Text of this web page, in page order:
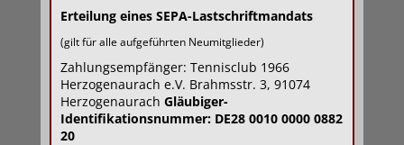
Erteilung eines SEPA-Lastschriftmandats
(gilt für alle aufgeführten Neumitglieder)
Zahlungsempfänger: Tennisclub 1966
Herzogenaurach e.V. Brahmsstr. 3, 91074
Herzogenaurach Gläubiger-
Identifikationsnummer: DE28 0010 0000 0882
20